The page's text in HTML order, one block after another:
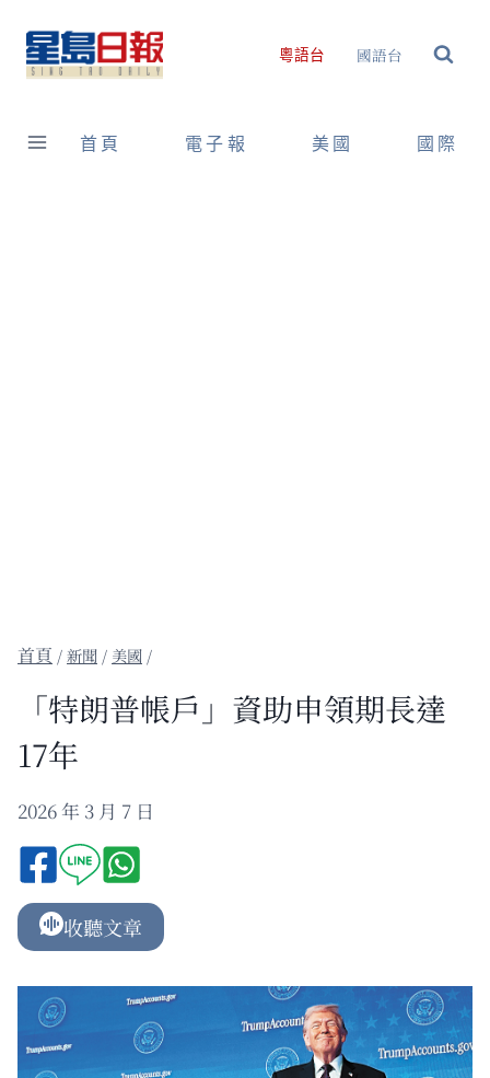
content
粵語台 國語台
首頁 電子報 美國 國際
/新聞 / 美國 /
「特朗普帳戶」資助申領期長達
17年
2026 年 3 月 7 日
收聽文章